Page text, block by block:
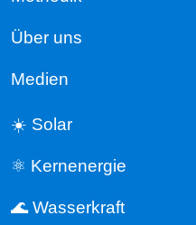
Über uns
Medien
☀️ Solar
⚛️ Kernenergie
🌊 Wasserkraft